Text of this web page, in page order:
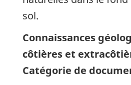
sol.
Connaissances
côtières et
Catégorie de